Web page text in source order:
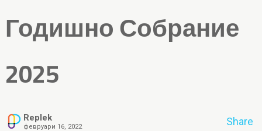
Годишно Собрание
2025
Replek
февруари 16, 2022 Share